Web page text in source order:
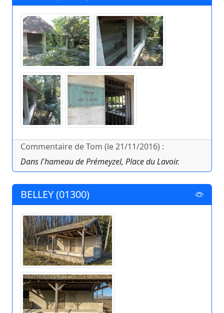
Commentaire de Tom (le 21/11/2016) :
Dans l'hameau de Prémeyzel, Place du Lavoir.
BELLEY (01300)